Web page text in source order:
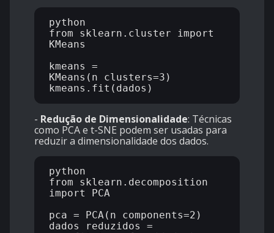
python
from sklearn.cluster import
KMeans
kmeans =
KMeans(n_clusters=3)
- Redução de Dimensionalidade: Técnicas
como PCA e t-SNE podem ser usadas para
reduzir a dimensionalidade dos dados.
python
from sklearn.decomposition
import PCA
pca = PCA(n_components=2)
dados_reduzidos =